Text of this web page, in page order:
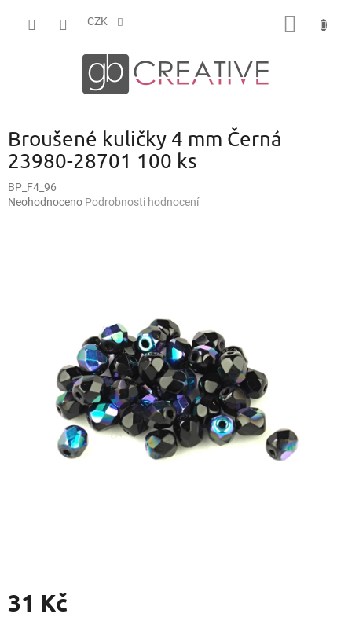
CZK
Broušené kuličky 4 mm Černá
23980-28701 100 ks
BP_F4_96
Průměrné
Neohodnoceno Podrobnosti hodnocení
31 Kč